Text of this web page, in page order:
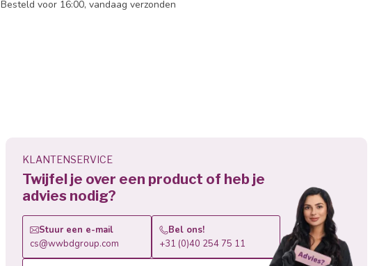
Besteld voor 16:00, vandaag verzonden
KLANTENSERVICE
Twijfel je over een product of heb je
advies nodig?
Stuur een e-mail
cs@wwbdgroup.com
Bel ons!
+31 (0)40 254 75 11